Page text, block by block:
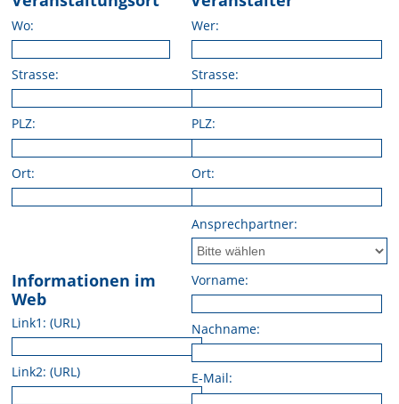
Wo:
Strasse:
PLZ:
Ort:
Wer:
Strasse:
PLZ:
Ort:
Informationen im
Web
Link1: (URL)
Link2: (URL)
Ansprechpartner:
Vorname:
Nachname:
E-Mail: